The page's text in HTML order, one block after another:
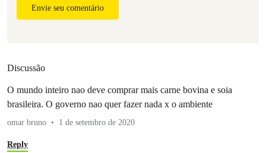
Envie seu comentário
Discussão
O mundo inteiro nao deve comprar mais carne bovina e soia
brasileira. O governo nao quer fazer nada x o ambiente
omar bruno 1 de setembro de 2020
Reply